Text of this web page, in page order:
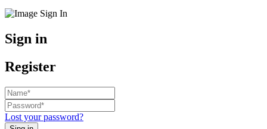
Sign in
Register
Lost your password?